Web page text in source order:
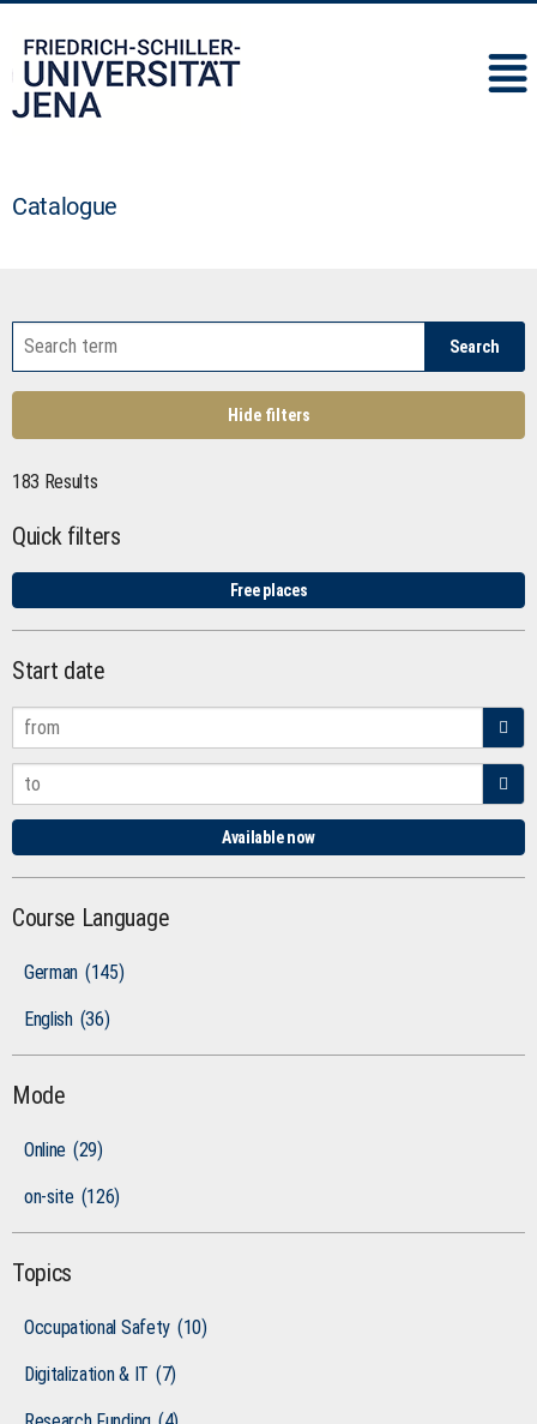
Catalogue
Search
Hide filters
183 Results
Quick filters
Free places
Start date
Available now
Course Language
German (145)
English (36)
Mode
Online (29)
on-site (126)
Topics
Occupational Safety (10)
Digitalization & IT (7)